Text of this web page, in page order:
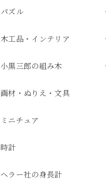
パズル
木工品・インテリア
小黒三郎の組み木
画材・ぬりえ・文具
ミニチュア
時計
ヘラー社の身長計